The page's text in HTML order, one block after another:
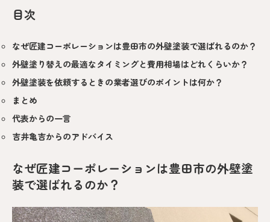
目次
なぜ匠建コーポレーションは豊田市の外壁塗装で選ばれるのか？
外壁塗り替えの最適なタイミングと費用相場はどれくらいか？
外壁塗装を依頼するときの業者選びのポイントは何か？
まとめ
代表からの一言
吉井亀吉からのアドバイス
なぜ匠建コーポレーションは豊田市の外壁塗
装で選ばれるのか？